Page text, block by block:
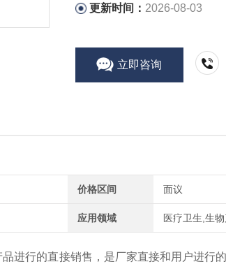
更新时间： 2026-08-03
立即咨询
价格区间 面议
应用领域 医疗卫生,生
进行的直接销售，是厂家直接和用户进行